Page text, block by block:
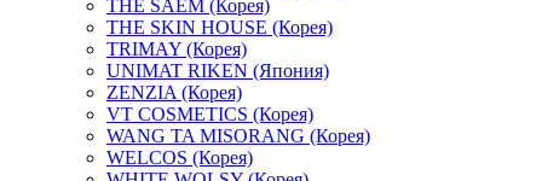
THE SAEM (Корея)
THE SKIN HOUSE (Корея)
TRIMAY (Корея)
UNIMAT RIKEN (Япония)
ZENZIA (Корея)
VT COSMETICS (Корея)
WANG TA MISORANG (Корея)
WELCOS (Корея)